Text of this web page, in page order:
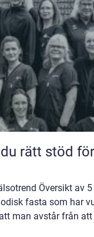
Översikt av 5
fasta som har
man avstår från